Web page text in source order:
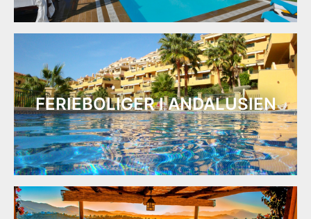
FERIEBOLIGER I ANDALUSIEN